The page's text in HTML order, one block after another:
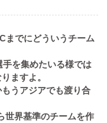
までにどういうチーム
を集めたいる様では
ますよ。
うアジアでも渡り合
世界基準のチームを作